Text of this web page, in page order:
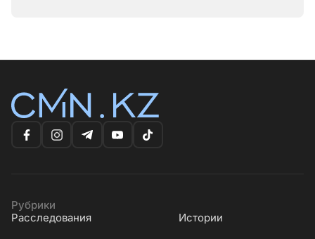
Рубрики
Расследования
Истории